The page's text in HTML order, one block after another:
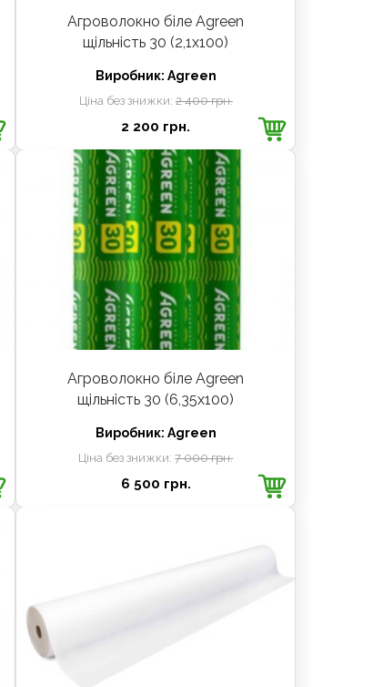
Агроволокно біле Agreen
щільність 30 (2,1х100)
Виробник: Agreen
Ціна без знижки: 2 400 грн.
2 200 грн.
Агроволокно біле Agreen
щільність 30 (6,35х100)
Виробник: Agreen
Ціна без знижки:7 000 грн.
6 500 грн.